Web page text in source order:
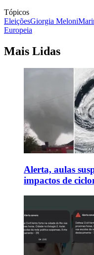
Tópicos
EleiçõesGiorgia Meloni
Europeia
Mais Lidas
Alerta, aulas
impactos de